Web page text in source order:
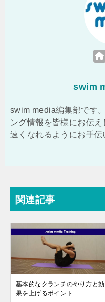
swim
swim media編集部です
ング情報を皆様にお伝
速くなれるようにお手伝
関連記事
基本的なクランチのやり方と効
果を上げるポイント